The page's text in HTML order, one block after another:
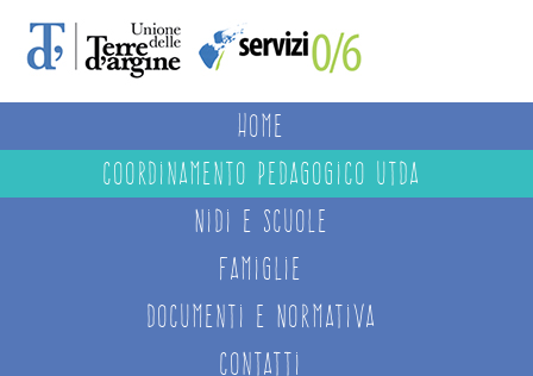
Home
coordinamento pedagogico utda
Nidi e Scuole
Famiglie
Documenti e Normativa
Contatti